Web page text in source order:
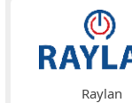
Raylan